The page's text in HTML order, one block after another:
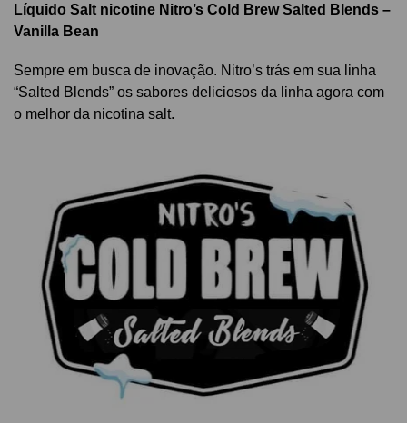
Líquido Salt nicotine Nitro’s Cold Brew Salted Blends –
Vanilla Bean
Sempre em busca de inovação. Nitro’s trás em sua linha
“Salted Blends” os sabores deliciosos da linha agora com
o melhor da nicotina salt.